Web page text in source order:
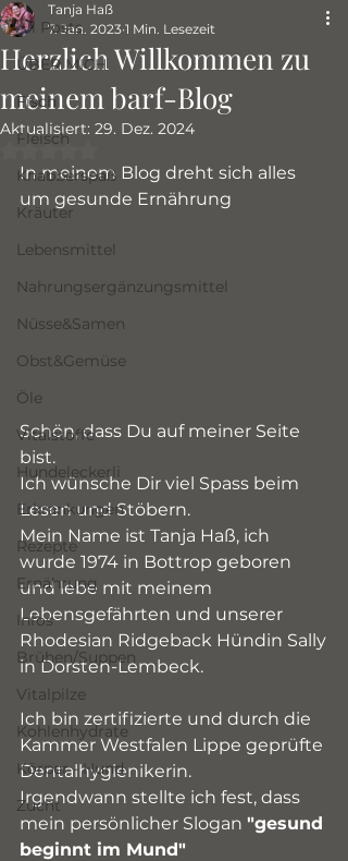
All Posts
ÜBER MICH
Fisch
Fleisch
Knabberspaß
Kräuter
Lebensmittel
Nahrungsergänzungsmittel
Nüsse&Samen
Obst&Gemüse
Öle
Vitalstoffe
Hundeleckerli
Erkrankungen
Rezepte
Ernährung
Infos
Brühen/Suppen
Vitalpilze
Kohlenhydrate
Körper - Hund
Zucht
Herzlich Willkommen zu
meinem barf-Blog
Tanja Haß
7. Jan. 2023 1 Min. Lesezeit
Aktualisiert: 29. Dez. 2024
Mit NaN von 5 Sternen bewertet.
In meinem Blog dreht sich alles
um gesunde Ernährung
Schön, dass Du auf meiner Seite
bist.
Ich wünsche Dir viel Spass beim
Lesen und Stöbern.
Mein Name ist Tanja Haß, ich
wurde 1974 in Bottrop geboren
und lebe mit meinem
Lebensgefährten und unserer
Rhodesian Ridgeback Hündin Sally
in Dorsten-Lembeck.
Ich bin zertifizierte und durch die
Kammer Westfalen Lippe geprüfte
Dentalhygienikerin.
Irgendwann stellte ich fest, dass
mein persönlicher Slogan "gesund
beginnt im Mund"